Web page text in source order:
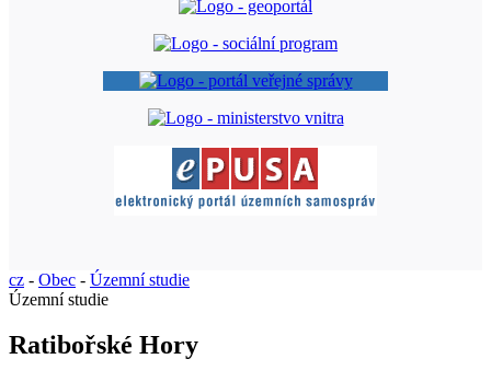
cz - Obec - Územní studie
Územní studie
Ratibořské Hory